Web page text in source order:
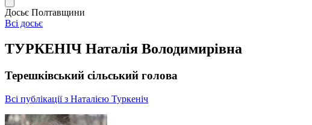
Досьє Полтавщини
Всі досьє
ТУРКЕНІЧ Наталія Володимирівна
Терешківський сільський голова
Всі публікації з Наталією Туркеніч